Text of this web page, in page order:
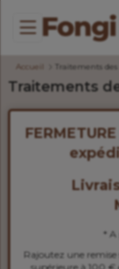
Accueil Traitements
Traitements
*
Rajoutez une